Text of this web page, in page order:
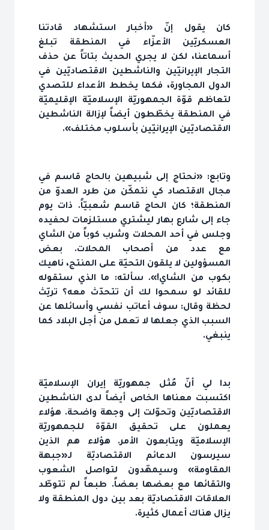
كان يقول إنّ «أخبار استشهاد قادتنا
العسكريّين الأعزّاء في المنطقة تبلغ
أسماعنا، لكن لا يجري الحديث بتاتاً عن حذف
التجار الإيرانيّين والناشطين الاقتصاديّين في
الدول المجاورة، فكما يخطط الأعداء للتصدي
لتعاظم قوّة الجمهوريّة الإسلاميّة الإقليميّة
في المنطقة يخطّطون أيضاً لإزالة الناشطين
الاقتصاديّين الإيرانيّين بأسلوب مختلف».
وتابع: «نحتاج إلى شبيهين بالحاج قاسم في
مجال الاقتصاد كي نتمكّن من طرد العدوّ من
المنطقة؛ كان الحاج قاسم شعبيّاً. ذات يوم
جاء إلى شارع بهار ليشتري مستلزمات لحفيده
وجلس في أحد المحلات وشرب كوباً من الشاي
مع عدد من أصحاب المحلات. بعض
المسؤولين لا يلقون التحيّة على المنتج، ناهيك
بكوب من الشاي!». سألته: ما الذي ستقوله
للقائد لو سمحوا لك أن تتحدّث معه؟ تريّث
لحظة وقال: سوف أعاتب نفسي وأسائلها عن
السبب الذي جعلها لا تعمل من أجل البلاد كما
ينبغي.
بدا لي أنّ مُثل جمهوريّة إيران الإسلاميّة
اكتسبت معناها الخاص أيضاً لدى الناشطين
الاقتصاديّين وتحوّلت إلى وجهة واضحة. هؤلاء
يعملون على تحقيق القوّة للجمهوريّة
الإسلاميّة ويتابعون الأمر. هؤلاء هم الذين
سيرسون الدعائم الاقتصاديّة لـ«جبهة
المقاومة» وسيمهّدون لتواصل الشعوب
والتقائها مع بعضها بعضاً. طبعاً لم تتوطّد
العلاقات الاقتصاديّة بعد بين دول المنطقة ولا
يزال هناك أعمال كثيرة.